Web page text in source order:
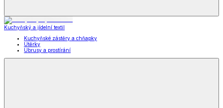
Kuchyňský a jídelní textil
Kuchyňské zástěry a chňapky
Utěrky
Ubrusy a prostírání